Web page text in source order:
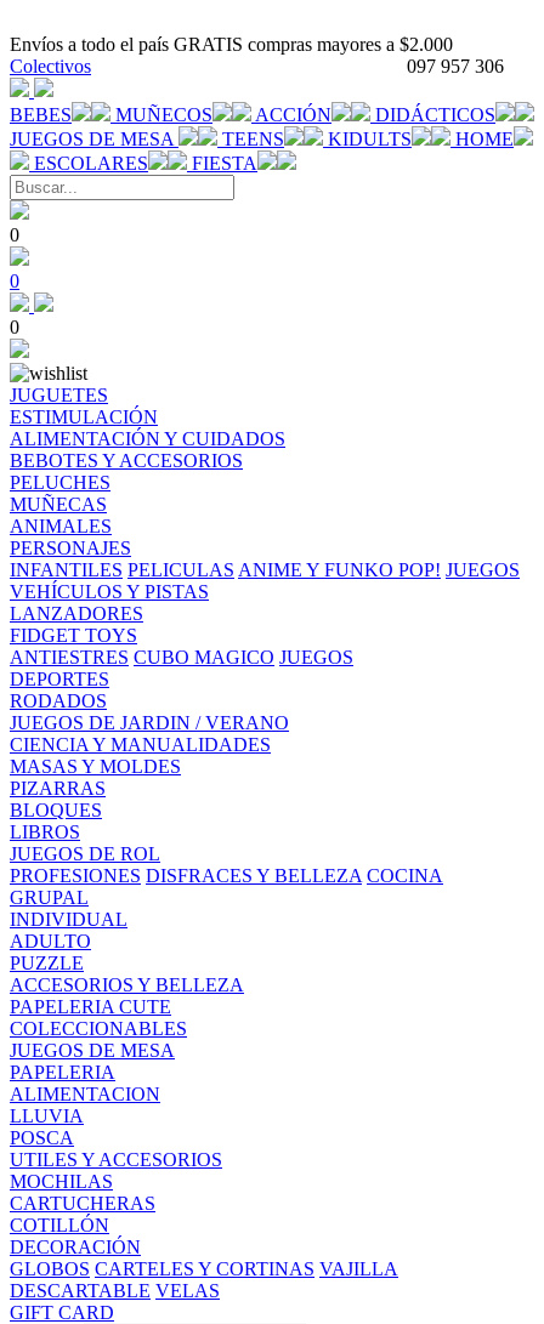
Envíos a todo el país GRATIS compras mayores a $2.000
097 957 306
Colectivos
BEBES MUÑECOS ACCIÓN
DIDÁCTICOS
JUEGOS DE MESA
TEENS KIDULTS
HOME
ESCOLARES
FIESTA
0
0
0
JUGUETES
ESTIMULACIÓN
ALIMENTACIÓN Y CUIDADOS
BEBOTES Y ACCESORIOS
PELUCHES
MUÑECAS
ANIMALES
PERSONAJES
INFANTILES PELICULAS ANIME Y FUNKO POP! JUEGOS
VEHÍCULOS Y PISTAS
LANZADORES
FIDGET TOYS
ANTIESTRES CUBO MAGICO JUEGOS
DEPORTES
RODADOS
JUEGOS DE JARDIN / VERANO
CIENCIA Y MANUALIDADES
MASAS Y MOLDES
PIZARRAS
BLOQUES
LIBROS
JUEGOS DE ROL
PROFESIONES DISFRACES Y BELLEZA COCINA
GRUPAL
INDIVIDUAL
ADULTO
PUZZLE
ACCESORIOS Y BELLEZA
PAPELERIA CUTE
COLECCIONABLES
JUEGOS DE MESA
PAPELERIA
ALIMENTACION
LLUVIA
POSCA
UTILES Y ACCESORIOS
MOCHILAS
CARTUCHERAS
COTILLÓN
DECORACIÓN
GLOBOS CARTELES Y CORTINAS VAJILLA
DESCARTABLE VELAS
GIFT CARD